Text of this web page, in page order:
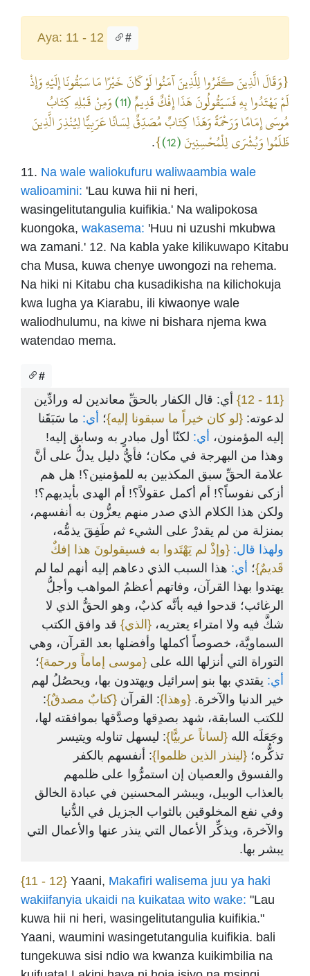
Aya: 11 - 12 #
{وَقَالَ الَّذِينَ كَفَرُوا لِلَّذِينَ آمَنُوا لَوْ كَانَ خَيْرًا مَا سَبَقُونَا إِلَيْهِ وَإِذْ
لَمْ يَهْتَدُوا بِهِ فَسَيَقُولُونَ هَذَا إِفْكٌ قَدِيمٌ(11)
وَمِنْ قَبْلِهِ كِتَابُ
مُوسَى إِمَامًا وَرَحْمَةً وَهَذَا كِتَابٌ مُصَدِّقٌ لِسَانًا عَرَبِيًّا لِيُنْذِرَ الَّذِينَ
ظَلَمُوا وَبُشْرَى لِلْمُحْسِنِينَ(12)
}
.
11. Na wale waliokufuru waliwaambia wale
walioamini: 'Lau kuwa hii ni heri,
wasingelitutangulia kuifikia.' Na walipokosa
kuongoka, wakasema: 'Huu ni uzushi mkubwa
wa zamani.' 12. Na kabla yake kilikuwapo Kitabu
cha Musa, kuwa chenye uwongozi na rehema.
Na hiki ni Kitabu cha kusadikisha na kilichokuja
kwa lugha ya Kiarabu, ili kiwaonye wale
waliodhulumu, na kiwe ni bishara njema kwa
watendao mema.
#
{11 - 12}
أي: قال الكفار بالحقِّ معاندين له ورادِّين
لدعوته: {لو كان خيراً ما سبقونا إليه}؛ أي: ما سَبَقَنا
إليه المؤمنون، أي: لكنّا أول مبادرٍ به وسابق إليه!
وهذا من البهرجة في مكان؛ فأيُّ دليل يدلُّ على أنَّ
علامة الحقِّ سبق المكذبين به للمؤمنين؟! هل هم
أزكى نفوساً؟! أم أكمل عقولاً؟! أم الهدى بأيديهم؟!
ولكن هذا الكلام الذي صدر منهم يعزُّون به أنفسهم،
بمنزلة من لم يقدرْ على الشيء ثم طَفِقَ يذمُّه،
ولهذا قال: {وإذْ لم يَهْتَدوا به فسيقولونَ هذا إفكٌ
قَديمٌ}؛ أي: هذا السبب الذي دعاهم إليه أنهم لما لم
يهتدوا بهذا القرآن، وفاتهم أعظمُ المواهب وأجلُّ
الرغائب؛ قدحوا فيه بأنَّه كذبٌ، وهو الحقُّ الذي لا
شكَّ فيه ولا امتراء يعتريه، {الذي} قد وافق الكتب
السماويَّة، خصوصاً أكملها وأفضلها بعد القرآن، وهي
التوراة التي أنزلها الله على {موسى إماماً ورحمة}؛
أي: يقتدي بها بنو إسرائيل ويهتدون بها، ويحصُلُ لهم
خير الدنيا والآخرة. {وهذا}: القرآن {كتابٌ مصدقٌ}:
للكتب السابقة، شهد بصدِقها وصدَّقها بموافقته لها،
وجَعَلَه الله {لساناً عربيًّا}: ليسهل تناوله ويتيسر
تذكُّره؛ {لينذر الذين ظلموا}: أنفسهم بالكفر
والفسوق والعصيان إن استمرُّوا على ظلمهم
بالعذاب الوبيل، ويبشر المحسنين في عبادة الخالق
وفي نفع المخلوقين بالثواب الجزيل في الدُّنيا
والآخرة، ويذكِّر الأعمال التي ينذر عنها والأعمال التي
يبشر بها.
{11 - 12} Yaani, Makafiri walisema juu ya haki
wakiifanyia ukaidi na kuikataa wito wake: "Lau
kuwa hii ni heri, wasingelitutangulia kuifikia."
Yaani, waumini wasingetutangulia kuifikia. bali
tungekuwa sisi ndio wa kwanza kuikimbilia na